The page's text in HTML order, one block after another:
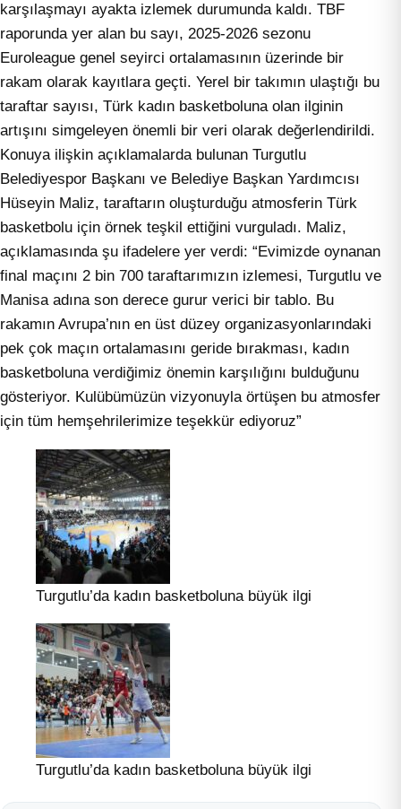
karşılaşmayı ayakta izlemek durumunda kaldı. TBF
raporunda yer alan bu sayı, 2025-2026 sezonu
Euroleague genel seyirci ortalamasının üzerinde bir
rakam olarak kayıtlara geçti. Yerel bir takımın ulaştığı bu
taraftar sayısı, Türk kadın basketboluna olan ilginin
artışını simgeleyen önemli bir veri olarak değerlendirildi.
Konuya ilişkin açıklamalarda bulunan Turgutlu
Belediyespor Başkanı ve Belediye Başkan Yardımcısı
Hüseyin Maliz, taraftarın oluşturduğu atmosferin Türk
basketbolu için örnek teşkil ettiğini vurguladı. Maliz,
açıklamasında şu ifadelere yer verdi: “Evimizde oynanan
final maçını 2 bin 700 taraftarımızın izlemesi, Turgutlu ve
Manisa adına son derece gurur verici bir tablo. Bu
rakamın Avrupa’nın en üst düzey organizasyonlarındaki
pek çok maçın ortalamasını geride bırakması, kadın
basketboluna verdiğimiz önemin karşılığını bulduğunu
gösteriyor. Kulübümüzün vizyonuyla örtüşen bu atmosfer
için tüm hemşehrilerimize teşekkür ediyoruz”
Turgutlu’da kadın basketboluna büyük ilgi
Turgutlu’da kadın basketboluna büyük ilgi